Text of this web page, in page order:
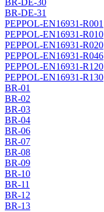
BR-DE-30
BR-DE-31
PEPPOL-EN16931-R001
PEPPOL-EN16931-R010
PEPPOL-EN16931-R020
PEPPOL-EN16931-R046
PEPPOL-EN16931-R120
PEPPOL-EN16931-R130
BR-01
BR-02
BR-03
BR-04
BR-06
BR-07
BR-08
BR-09
BR-10
BR-11
BR-12
BR-13